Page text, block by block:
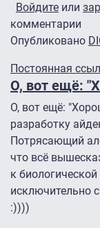
Войдите или
комментарии
Опубликовано
Постоянная
О, вот ещё:
О, вот ещё:
разработку
Потрясающий
что всё
к
исключительно
:))))